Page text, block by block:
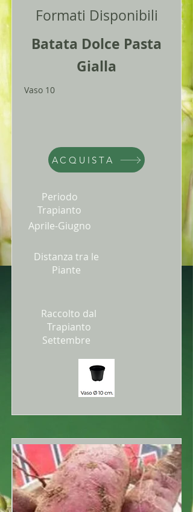
Formati Disponibili
Batata Dolce Pasta
Gialla
Vaso 10
ACQUISTA
Periodo
Trapianto
Aprile-Giugno
Distanza tra le
Piante
Raccolto dal
Trapianto
Settembre